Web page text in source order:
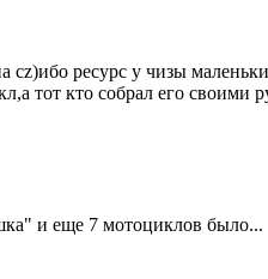
cz)ибо ресурс у чизы
тот кто собрал его своими
и еще 7 мотоциклов было...